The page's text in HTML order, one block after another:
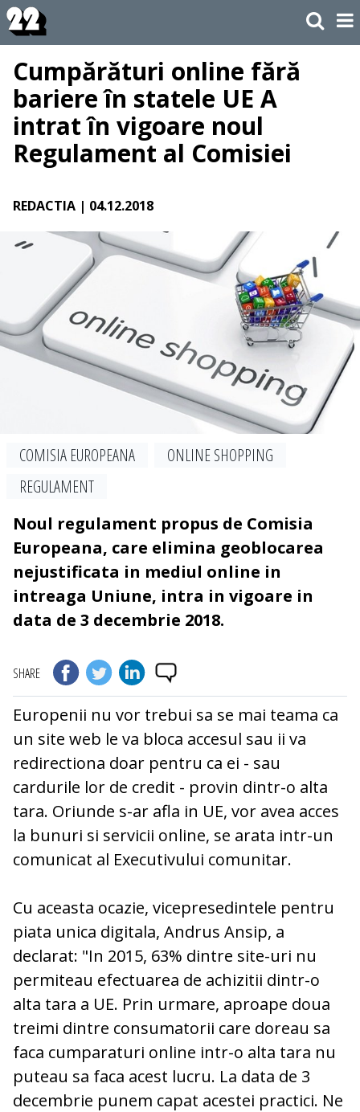
Cumpărături online fără
bariere în statele UE A
intrat în vigoare noul
Regulament al Comisiei
REDACTIA | 04.12.2018
COMISIA EUROPEANA
ONLINE SHOPPING
REGULAMENT
Noul regulament propus de Comisia
Europeana, care elimina geoblocarea
nejustificata in mediul online in
intreaga Uniune, intra in vigoare in
data de 3 decembrie 2018.
SHARE
Europenii nu vor trebui sa se mai teama ca
un site web le va bloca accesul sau ii va
redirectiona doar pentru ca ei - sau
cardurile lor de credit - provin dintr-o alta
tara. Oriunde s-ar afla in UE, vor avea acces
la bunuri si servicii online, se arata intr-un
comunicat al Executivului comunitar.
Cu aceasta ocazie, vicepresedintele pentru
piata unica digitala, Andrus Ansip, a
declarat: "In 2015, 63% dintre site-uri nu
permiteau efectuarea de achizitii dintr-o
alta tara a UE. Prin urmare, aproape doua
treimi dintre consumatorii care doreau sa
faca cumparaturi online intr-o alta tara nu
puteau sa faca acest lucru. La data de 3
decembrie punem capat acestei practici. Ne